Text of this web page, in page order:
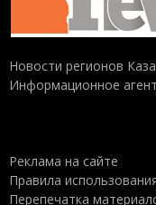
Новости регионов
Информационное
Реклама на сайте
Правила
Перепечатка